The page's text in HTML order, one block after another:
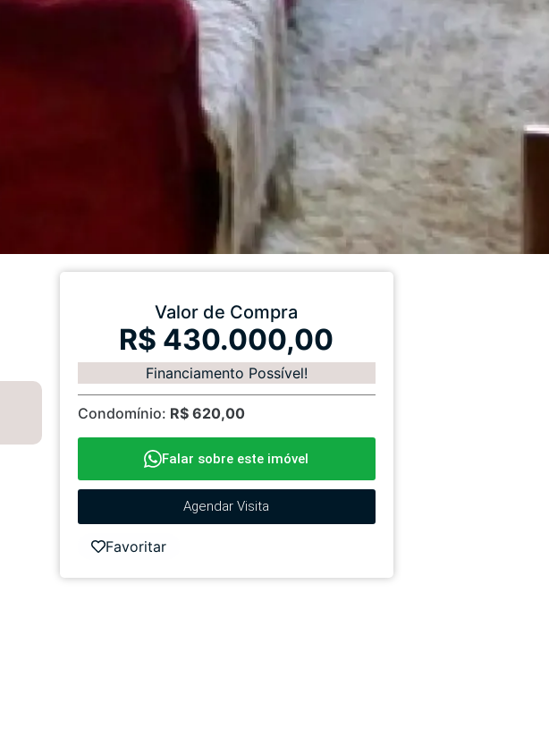
Valor de Compra
R$ 430.000,00
Financiamento Possível!
Condomínio: R$ 620,00
Falar sobre este imóvel
Agendar Visita
Favoritar